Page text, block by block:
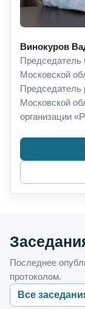
Винокуров
Московской
Председатель
Московской
организации
Последнее
протоколом.
Все